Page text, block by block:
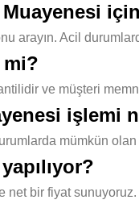
arayın. Acil
mi?
ve müşteri
işlemi
mümkün olan
net bir fiyat